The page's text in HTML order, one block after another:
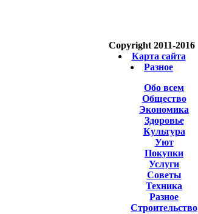
Copyright 2011-2016
Карта сайта
Разное
Обо всем
Общество
Экономика
Здоровье
Культура
Уют
Покупки
Услуги
Советы
Техника
Разное
Строительство